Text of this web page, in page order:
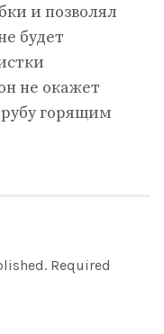
и позволял
будет
не окажет
горящим
Required